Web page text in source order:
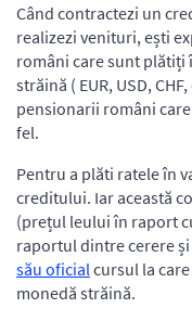
Când contractezi un
realizezi venituri, ești
români care sunt plătiți
străină ( EUR, USD,
pensionarii români
fel.
Pentru a plăti ratele în
creditului. Iar această
(prețul leului în raport
raportul dintre cerere
său oficial cursul la
monedă străină.